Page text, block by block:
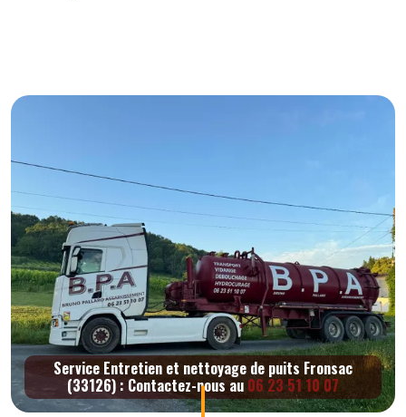
Service Entretien et nettoyage de puits Fronsac
(33126) : Contactez-nous au 06 23 51 10 07